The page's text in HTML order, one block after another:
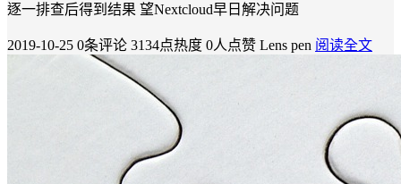
逐一排查后得到结果 望Nextcloud早日解决问题
2019-10-25 0条评论 3134点热度 0人点赞 Lens pen 阅读全文